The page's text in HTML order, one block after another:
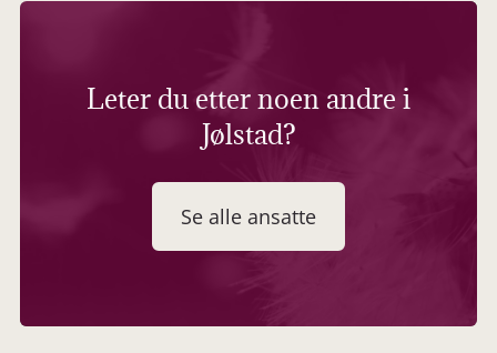
Leter du etter noen andre i
Jølstad?
Se alle ansatte